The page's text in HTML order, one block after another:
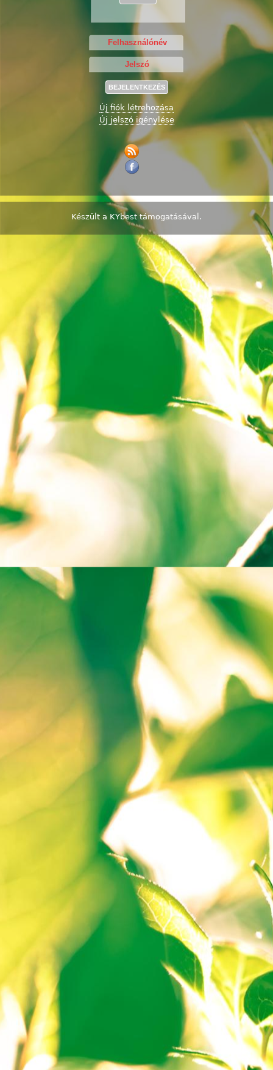
Új fiók létrehozása
Új jelszó igénylése
Készült a KYbesttámogatásával.